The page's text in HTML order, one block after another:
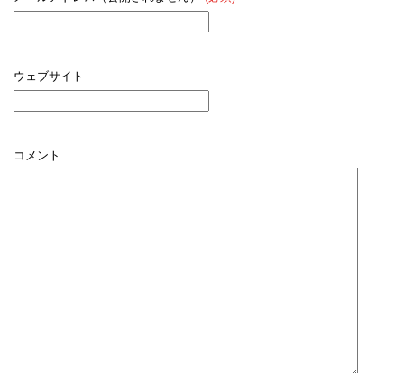
ウェブサイト
コメント